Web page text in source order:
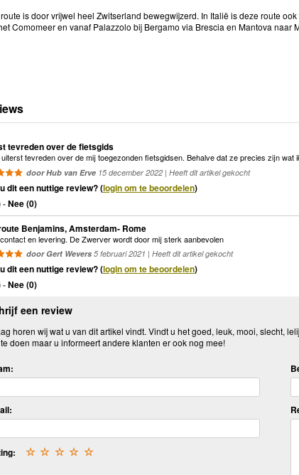
is door vrijwel heel Zwitserland bewegwijzerd. In Italië is deze route
Comomeer en vanaf Palazzolo bij Bergamo via Brescia en Mantova naar
tevreden over de fietsgids
tevreden over de mij toegezonden fietsgidsen. Behalve dat ze precies zijn
door Hub van Erve 15 december 2022 | Heeft dit artikel gekocht
dit een nuttige review? (login om te beoordelen)
-Nee (0)
Benjamins, Amsterdam- Rome
en levering. De Zwerver wordt door mij sterk aanbevolen
door Gert Wevers 5 februari 2021 | Heeft dit artikel gekocht
dit een nuttige review? (login om te beoordelen)
-Nee (0)
een review
horen wij wat u van dit artikel vindt. Vindt u het goed, leuk, mooi, slecht,
doen maar u informeert andere klanten er ook nog mee!
☆
☆
☆
☆
☆